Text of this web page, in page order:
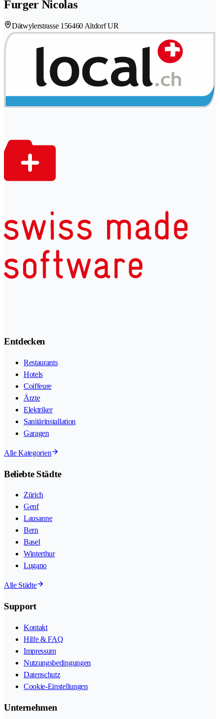
Furger Nicolas
Dätwylerstrasse 156460 Altdorf UR
Entdecken
Restaurants
Hotels
Coiffeure
Ärzte
Elektriker
Sanitärinstallation
Garagen
Alle Kategorien
Beliebte Städte
Zürich
Genf
Lausanne
Bern
Basel
Winterthur
Lugano
Alle Städte
Support
Kontakt
Hilfe & FAQ
Impressum
Nutzungsbedingungen
Datenschutz
Cookie-Einstellungen
Unternehmen